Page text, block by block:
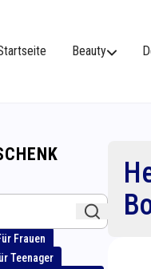
Beauty
Frauen
Teenager